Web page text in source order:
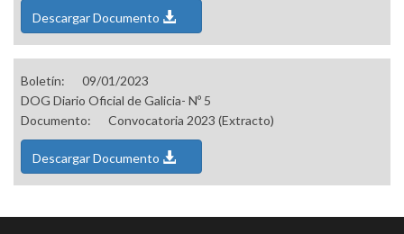
Descargar Documento
Boletín:
09/01/2023
DOG Diario Oficial de Galicia- Nº 5
Documento:
Convocatoria 2023 (Extracto)
Descargar Documento